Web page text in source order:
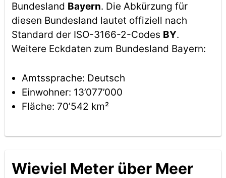
Bundesland Bayern. Die Abkürzung für
diesen Bundesland lautet offiziell nach
Standard der ISO-3166-2-Codes BY.
Weitere Eckdaten zum Bundesland Bayern:
Amtssprache: Deutsch
Einwohner: 13’077’000
Fläche: 70’542 km²
Wieviel Meter über Meer